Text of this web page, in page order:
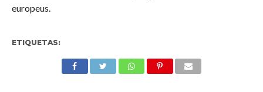
europeus.
ETIQUETAS: